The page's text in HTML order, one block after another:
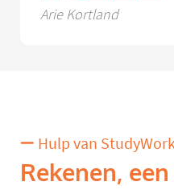
Arie Kortland
Hulp van
Rekenen,